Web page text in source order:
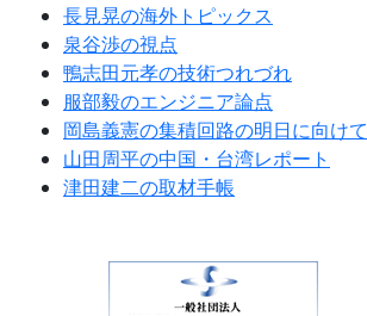
長見晃の海外トピックス
泉谷渉の視点
鴨志田元孝の技術つれづれ
服部毅のエンジニア論点
岡島義憲の集積回路の明日に向けて
山田周平の中国・台湾レポート
津田建二の取材手帳